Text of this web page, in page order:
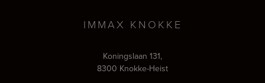
IMMAX KNOKKE
Koningslaan 131,
8300 Knokke-Heist